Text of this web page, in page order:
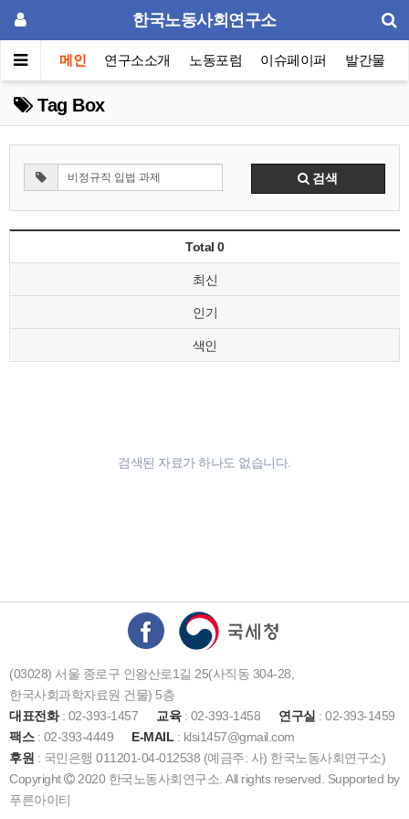
한국노동사회연구소
메인 연구소소개 노동포럼 이슈페이퍼 발간물
Tag Box
검색
Total 0
최신
인기
색인
검색된 자료가 하나도 없습니다.
(03028) 서울 종로구 인왕산로1길 25(사직동 304-28,
한국사회과학자료원 건물) 5층
대표전화: 02-393-1457 교육: 02-393-1458 연구실 : 02-393-1459
팩스: 02-393-4449 E-MAIL : klsi1457@gmail.com
후원 : 국민은행 011201-04-012538 (예금주: 사) 한국노동사회연구소)
Copyright
2020 한국노동사회연구소. All rights reserved. Supported by
푸른아이티